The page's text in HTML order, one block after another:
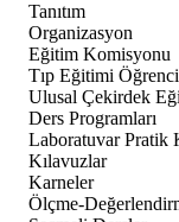
Tanıtım
Organizasyon
Eğitim Komisyonu
Tıp Eğitimi
Ulusal Çekirdek
Ders Programları
Laboratuvar Pratik
Kılavuzlar
Karneler
Ölçme-